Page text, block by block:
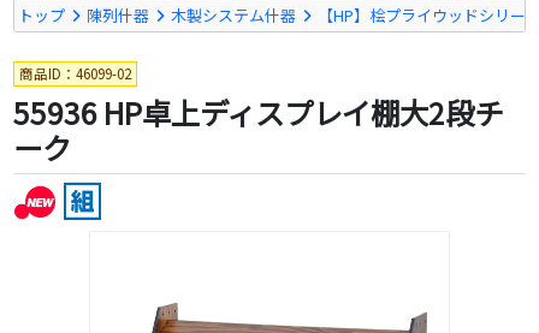
トップ 陳列什器 木製システム什器 【HP】桧プライウッドシリー
商品ID：46099-02
55936 HP卓上ディスプレイ棚大2段チ
ーク